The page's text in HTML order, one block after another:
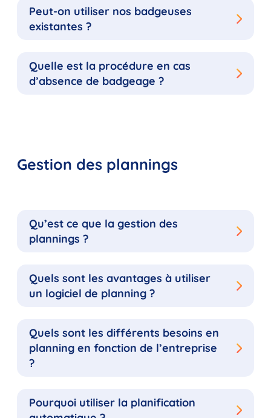
Peut-on utiliser nos badgeuses
existantes ?
Quelle est la procédure en cas
d’absence de badgeage ?
Gestion des plannings
Qu’est ce que la gestion des
plannings ?
Quels sont les avantages à utiliser
un logiciel de planning ?
Quels sont les différents besoins en
planning en fonction de l’entreprise
?
Pourquoi utiliser la planification